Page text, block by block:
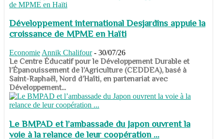
Développement international Desjardins appuie la
croissance de MPME en Haïti
Economie Annik Chalifour - 30/07/26
​​​​​​​Le Centre Éducatif pour le Développement Durable et
l’Épanouissement de l’Agriculture (CEDDEA), basé à
Saint-Raphaël, Nord d’Haïti, en partenariat avec
Développement...
Le BMPAD et l’ambassade du Japon ouvrent la
voie à la relance de leur coopération ...